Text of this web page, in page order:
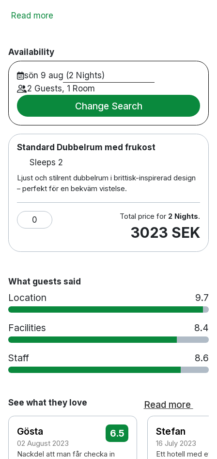
pubrätter och ett brett utbud av drycker i en
genuin och avslappnad miljö. För den som vill
utforska omgivningarna ligger utsiktsberget
Kalahatten en kort bilresa bort.
Parkering finns mot en avgift
Cirka 5 minuters promenad till Piteå stadskyrka
Cirka 10 minuters promenad till Piteå
båtmuseum
Cirka 30 minuters bilresa till Kalahatten
Cirka 45 minuters bilresa till Luleå Airport
Read more
Availability
sön 9 aug (2 Nights)
2 Guests, 1 Room
Change Search
Standard Dubbelrum med frukost
Sleeps 2
Ljust och stilrent dubbelrum i brittisk-inspirerad design
– perfekt för en bekväm vistelse.
0 Total price for 2 Nights.
3023 SEK
What guests said
Location 9.7
Facilities 8.4
Staff 8.6
See what they love Read more
Gösta
02 August 2023
6.5
Nackdel att man får checka in
Stefan
16 July 2023
Ett hotell med ett